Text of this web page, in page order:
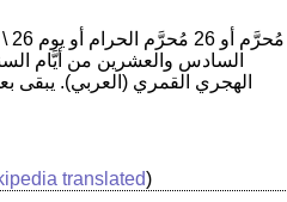
السادس والعشرين من أيَّام
translated)